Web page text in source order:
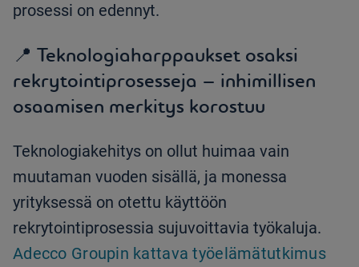
prosessi on edennyt.
📍 Teknologiaharppaukset osaksi
rekrytointiprosesseja – inhimillisen
osaamisen merkitys korostuu
Teknologiakehitys on ollut huimaa vain
muutaman vuoden sisällä, ja monessa
yrityksessä on otettu käyttöön
rekrytointiprosessia sujuvoittavia työkaluja.
Adecco Groupin kattava työelämätutkimus